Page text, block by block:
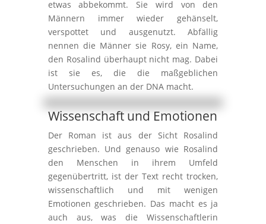
etwas abbekommt. Sie wird von den
Männern immer wieder gehänselt,
verspottet und ausgenutzt. Abfällig
nennen die Männer sie Rosy, ein Name,
den Rosalind überhaupt nicht mag. Dabei
ist sie es, die die maßgeblichen
Untersuchungen an der DNA macht.
Wissenschaft und Emotionen
Der Roman ist aus der Sicht Rosalind
geschrieben. Und genauso wie Rosalind
den Menschen in ihrem Umfeld
gegenübertritt, ist der Text recht trocken,
wissenschaftlich und mit wenigen
Emotionen geschrieben. Das macht es ja
auch aus, was die Wissenschaftlerin